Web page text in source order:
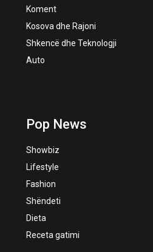
Koment
Kosova dhe Rajoni
Shkencë dhe Teknologji
Auto
Pop News
Showbiz
Lifestyle
Fashion
Shëndeti
Dieta
Receta gatimi